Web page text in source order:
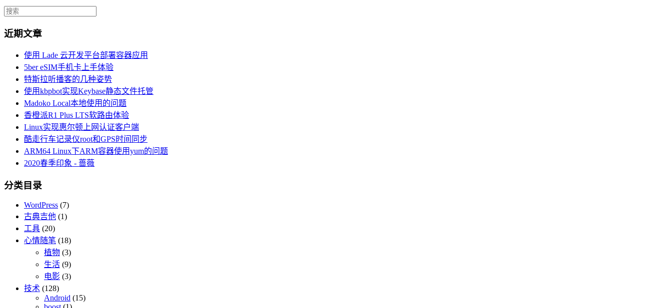
近期文章
使用 Lade 云开发平台部署容器应用
5ber eSIM手机卡上手体验
特斯拉听播客的几种姿势
使用kbpbot实现Keybase静态文件托管
Madoko Local本地使用的问题
香橙派R1 Plus LTS软路由体验
Linux实现惠尔顿上网认证客户端
酷走行车记录仪root和GPS时间同步
ARM64 Linux下ARM容器使用yum的问题
2020春季印象 - 蔷薇
分类目录
WordPress (7)
古典吉他 (1)
工具 (20)
心情随笔 (18)
植物 (3)
生活 (9)
电影 (3)
技术 (128)
Android (15)